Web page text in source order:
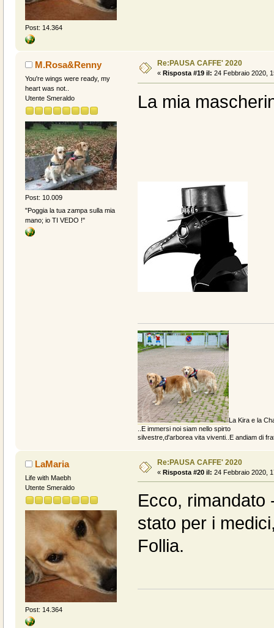
Post: 14.364
M.Rosa&Renny
You're wings were ready, my
heart was not..
Utente Smeraldo
Post: 10.009
"Poggia la tua zampa sulla mia
mano; io TI VEDO !"
Re:PAUSA CAFFE' 2020
« Risposta #19 il: 24 Febbraio 2020,
La mia
La Kira e la
..E immersi noi siam nello spirto
silvestre,d'arborea vita viventi..E andiam di
LaMaria
Life with Maebh
Utente Smeraldo
Post: 14.364
Re:PAUSA CAFFE' 2020
« Risposta #20 il: 24 Febbraio 2020,
Ecco, rimandato
stato per i
Follia.